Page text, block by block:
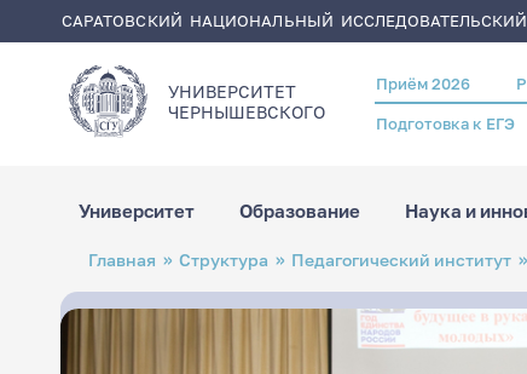
содержанию
САРАТОВСКИЙ НАЦИОНАЛЬНЫЙ
УНИВЕРСИТЕТ
ЧЕРНЫШЕВСКОГO
Header
menu
Приём 2026
Подготовка к ЕГЭ
Университет Образование Наука и
Строка
навигации
Главная Структура Педагогический институт